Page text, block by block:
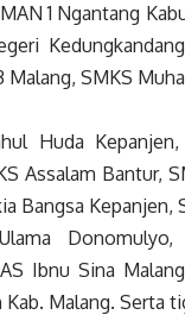
1 Ngantang
Malang, SMKS
Huda
Assalam Bantur,
Bangsa
Ibnu Sina
Malang. Serta